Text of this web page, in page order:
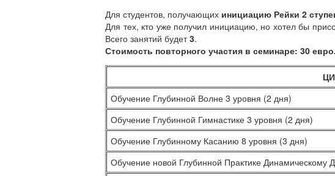
Для студентов, получающих инициацию Рейки 2
Для тех, кто уже получил инициацию, но хотел бы
Всего занятий будет3.
Стоимость повторного участия в семинаре: 30 евро.
Обучение Глубинной Волне 3 уровня (2 дня)
Обучение Глубинной Гимнастике 3 уровня (2 дня)
Обучение Глубинному Касанию 8 уровня (3 дня)
Обучение новой Глубинной Практике Динамическому